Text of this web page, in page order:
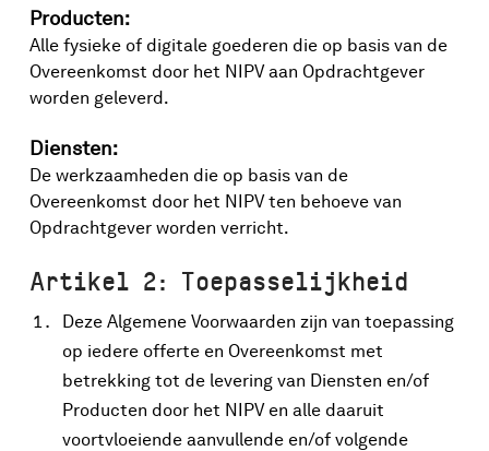
Producten:
Alle fysieke of digitale goederen die op basis van de
Overeenkomst door het NIPV aan Opdrachtgever
worden geleverd.
Diensten:
De werkzaamheden die op basis van de
Overeenkomst door het NIPV ten behoeve van
Opdrachtgever worden verricht.
Artikel 2: Toepasselijkheid
Deze Algemene Voorwaarden zijn van toepassing
op iedere offerte en Overeenkomst met
betrekking tot de levering van Diensten en/of
Producten door het NIPV en alle daaruit
voortvloeiende aanvullende en/of volgende